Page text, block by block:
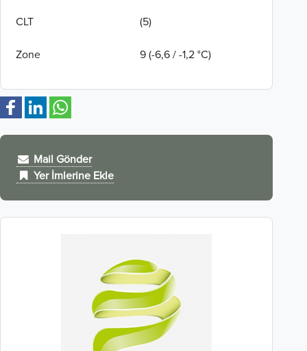
CLT (5)
Zone 9 (-6,6 / -1,2 °C)
Mail Gönder
Yer İmlerine Ekle